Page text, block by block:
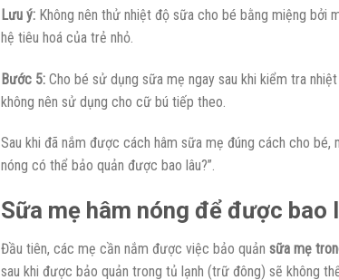
Lưu ý: Không nên thử nhiệt độ sữa cho bé bằng miệng bởi
hệ tiêu hoá của trẻ nhỏ.
Bước 5: Cho bé sử dụng sữa mẹ ngay sau khi kiểm tra
không nên sử dụng cho cữ bú tiếp theo.
Sau khi đã nắm được cách hâm sữa mẹ đúng cách cho
nóng có thể bảo quản được bao lâu?”.
Sữa mẹ hâm nóng để được bao
Đầu tiên, các mẹ cần nắm được việc bảo quản sữa mẹ
sau khi được bảo quản trong tủ lạnh (trữ đông) sẽ không